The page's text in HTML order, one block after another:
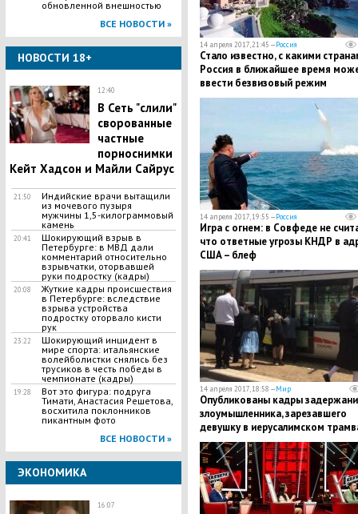
обновленной внешностью
ВСЕ НОВОСТИ »
НОВОСТИ 18+
12:40
В Сеть "слили"
сворованные
частные
порноснимки
Кейт Хадсон и Майли Сайрус
21:50
Индийские врачи вытащили
из мочевого пузыря
мужчины 1,5-килограммовый
камень
20:41
​Шокирующий взрыв в
Петербурге: в МВД дали
комментарий относительно
взрывчатки, оторвавшей
руки подростку (кадры)
20:08
​Жуткие кадры происшествия
в Петербурге: вследствие
взрыва устройства
подростку оторвало кисти
рук
23:22
​Шокирующий инцидент в
мире спорта: итальянские
волейболистки снялись без
трусиков в честь победы в
чемпионате (кадры)
19:28
Вот это фигура: подруга
Тимати, Анастасия Решетова,
восхитила поклонников
пикантным фото
ВСЕ НОВОСТИ »
ЭКОНОМИКА
16:07
14 апреля 2017, 21:45 —Россия
Стало известно, с какими
Россия в ближайшее время
ввести безвизовый режим
14 апреля 2017, 19:55 —Россия
Игра с огнем: в Совфеде не
что ответные угрозы КНДР в
США – блеф
14 апреля 2017, 18:58 —Мир
Опубликованы кадры
злоумышленника, зарезавшего
девушку в иерусалимском